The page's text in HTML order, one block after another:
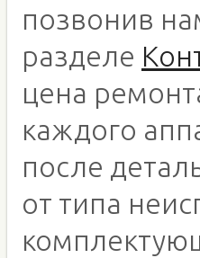
позвонив
разделе
цена
каждого
после
от типа